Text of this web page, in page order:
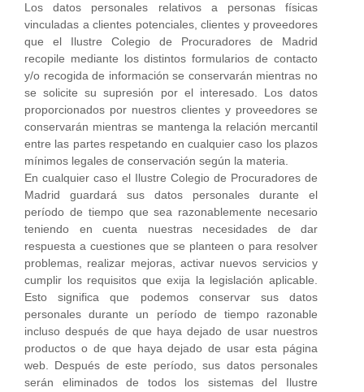
Los datos personales relativos a personas físicas
vinculadas a clientes potenciales, clientes y proveedores
que el Ilustre Colegio de Procuradores de Madrid
recopile mediante los distintos formularios de contacto
y/o recogida de información se conservarán mientras no
se solicite su supresión por el interesado. Los datos
proporcionados por nuestros clientes y proveedores se
conservarán mientras se mantenga la relación mercantil
entre las partes respetando en cualquier caso los plazos
mínimos legales de conservación según la materia.
En cualquier caso el Ilustre Colegio de Procuradores de
Madrid guardará sus datos personales durante el
período de tiempo que sea razonablemente necesario
teniendo en cuenta nuestras necesidades de dar
respuesta a cuestiones que se planteen o para resolver
problemas, realizar mejoras, activar nuevos servicios y
cumplir los requisitos que exija la legislación aplicable.
Esto significa que podemos conservar sus datos
personales durante un período de tiempo razonable
incluso después de que haya dejado de usar nuestros
productos o de que haya dejado de usar esta página
web. Después de este período, sus datos personales
serán eliminados de todos los sistemas del Ilustre